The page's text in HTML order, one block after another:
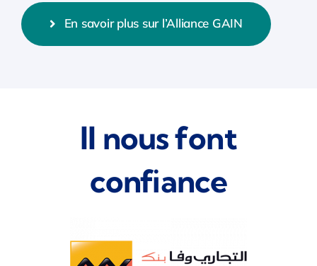
En savoir plus sur l’Alliance GAIN
Il nous font
confiance